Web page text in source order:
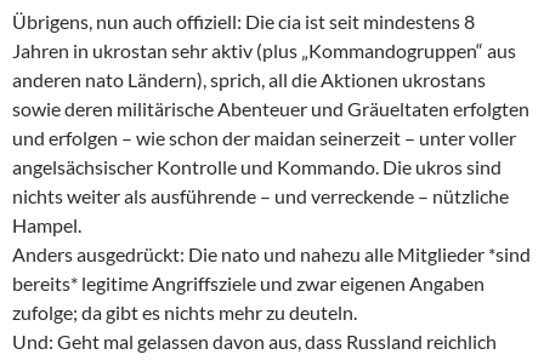
Übrigens, nun auch offiziell: Die cia ist seit mindestens 8
Jahren in ukrostan sehr aktiv (plus „Kommandogruppen“ aus
anderen nato Ländern), sprich, all die Aktionen ukrostans
sowie deren militärische Abenteuer und Gräueltaten erfolgten
und erfolgen – wie schon der maidan seinerzeit – unter voller
angelsächsischer Kontrolle und Kommando. Die ukros sind
nichts weiter als ausführende – und verreckende – nützliche
Hampel.
Anders ausgedrückt: Die nato und nahezu alle Mitglieder *sind
bereits* legitime Angriffsziele und zwar eigenen Angaben
zufolge; da gibt es nichts mehr zu deuteln.
Und: Geht mal gelassen davon aus, dass Russland reichlich